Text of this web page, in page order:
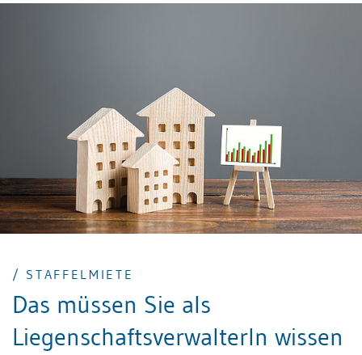
Kostensteigerungen verrechnen.
/ STAFFELMIETE
Das müssen Sie als
LiegenschaftsverwalterIn wissen